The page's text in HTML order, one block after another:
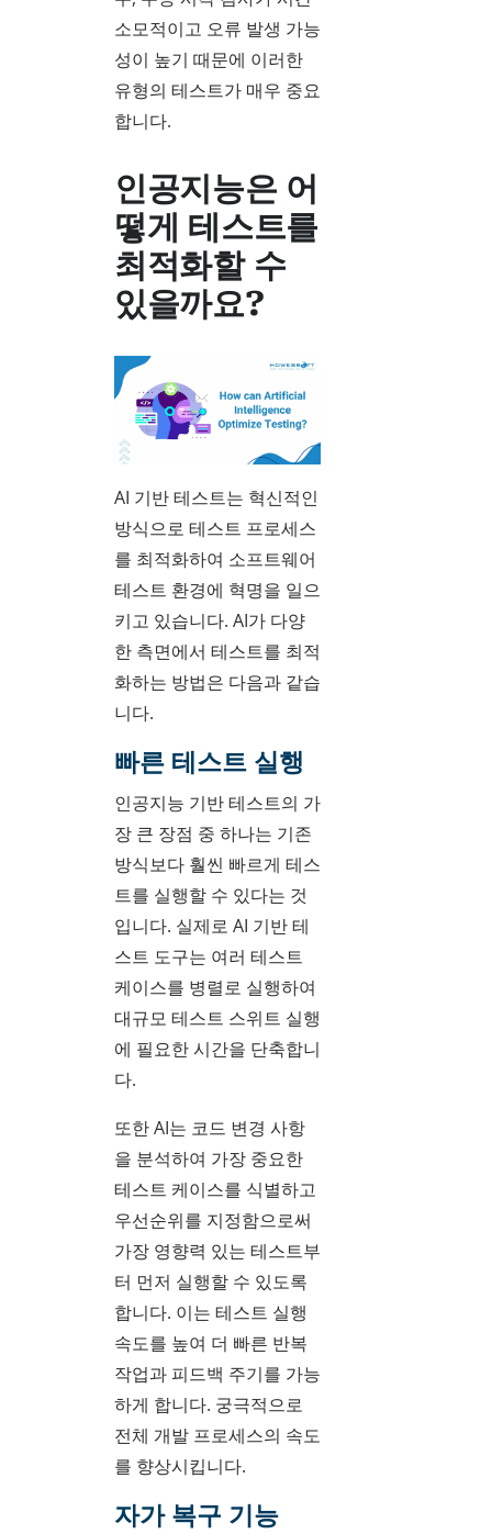
소모적이고 오류 발생 가능
성이 높기 때문에 이러한
유형의 테스트가 매우 중요
합니다.
인공지능은 어
떻게 테스트를
최적화할 수
있을까요?
AI 기반 테스트는 혁신적인
방식으로 테스트 프로세스
를 최적화하여 소프트웨어
테스트 환경에 혁명을 일으
키고 있습니다. AI가 다양
한 측면에서 테스트를 최적
화하는 방법은 다음과 같습
니다.
빠른 테스트 실행
인공지능 기반 테스트의 가
장 큰 장점 중 하나는 기존
방식보다 훨씬 빠르게 테스
트를 실행할 수 있다는 것
입니다. 실제로 AI 기반 테
스트 도구는 여러 테스트
케이스를 병렬로 실행하여
대규모 테스트 스위트 실행
에 필요한 시간을 단축합니
다.
또한 AI는 코드 변경 사항
을 분석하여 가장 중요한
테스트 케이스를 식별하고
우선순위를 지정함으로써
가장 영향력 있는 테스트부
터 먼저 실행할 수 있도록
합니다. 이는 테스트 실행
속도를 높여 더 빠른 반복
작업과 피드백 주기를 가능
하게 합니다. 궁극적으로
전체 개발 프로세스의 속도
를 향상시킵니다.
자가 복구 기능